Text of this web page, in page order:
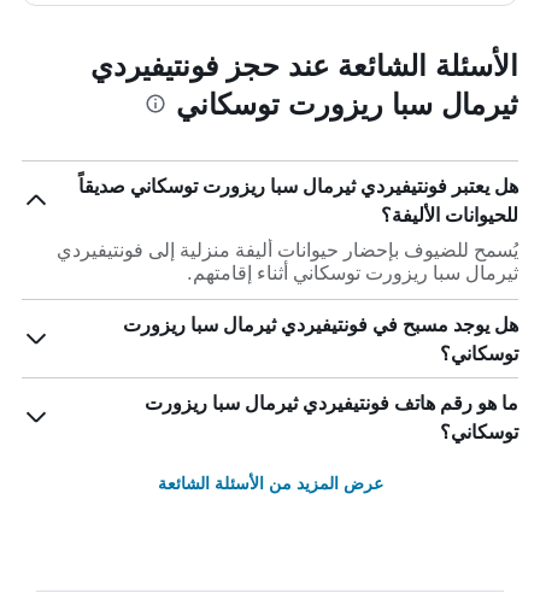
الأسئلة الشائعة عند حجز فونتيفيردي
ثيرمال سبا ريزورت توسكاني
هل يعتبر فونتيفيردي ثيرمال سبا ريزورت توسكاني صديقاً
للحيوانات الأليفة؟
يُسمح للضيوف بإحضار حيوانات أليفة منزلية إلى فونتيفيردي
ثيرمال سبا ريزورت توسكاني أثناء إقامتهم.
هل يوجد مسبح في فونتيفيردي ثيرمال سبا ريزورت
توسكاني؟
ما هو رقم هاتف فونتيفيردي ثيرمال سبا ريزورت
توسكاني؟
عرض المزيد من الأسئلة الشائعة